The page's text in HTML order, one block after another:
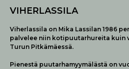
VIHERLASSILA
Viherlassila on Mika Lassilan 1986
palvelee niin kotipuutarhureita kuin
Turun Pitkämäessä.
Pienestä puutarhamyymälästä on